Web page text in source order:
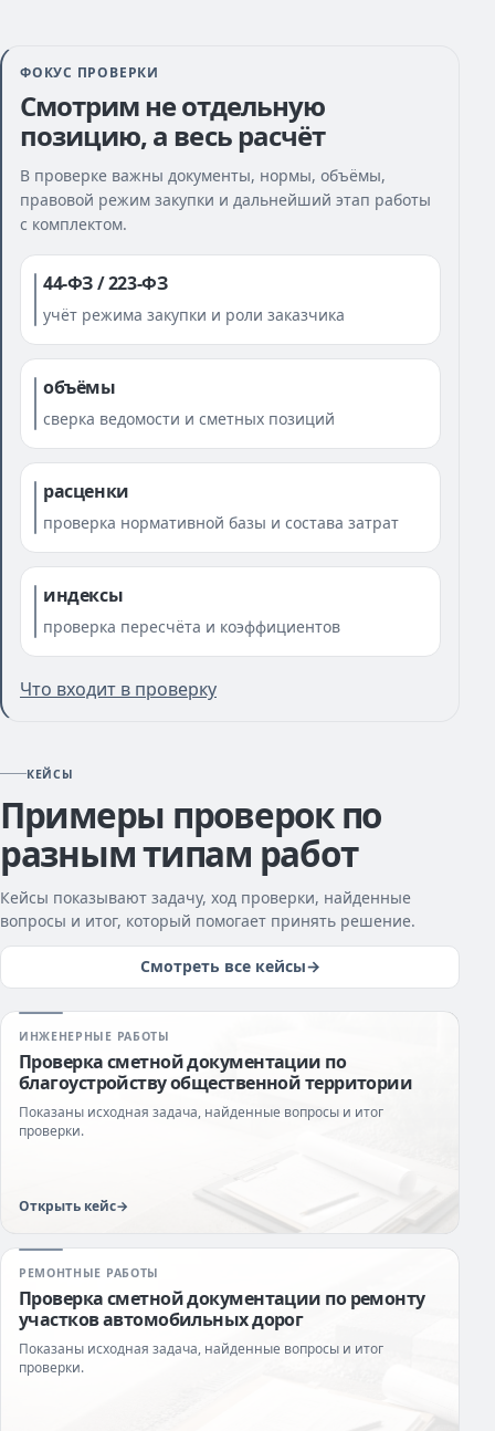
ФОКУС ПРОВЕРКИ
Смотрим не отдельную
позицию, а весь расчёт
В проверке важны документы, нормы, объёмы,
правовой режим закупки и дальнейший этап работы
с комплектом.
44-ФЗ / 223-ФЗ
учёт режима закупки и роли заказчика
объёмы
сверка ведомости и сметных позиций
расценки
проверка нормативной базы и состава затрат
индексы
проверка пересчёта и коэффициентов
Что входит в проверку
КЕЙСЫ
Примеры проверок по
разным типам работ
Кейсы показывают задачу, ход проверки, найденные
вопросы и итог, который помогает принять решение.
Смотреть все кейсы
ИНЖЕНЕРНЫЕ РАБОТЫ
Проверка сметной документации по
благоустройству общественной территории
Показаны исходная задача, найденные вопросы и итог
проверки.
Открыть кейс
РЕМОНТНЫЕ РАБОТЫ
Проверка сметной документации по ремонту
участков автомобильных дорог
Показаны исходная задача, найденные вопросы и итог
проверки.